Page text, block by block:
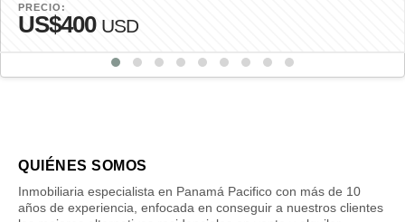
PRECIO:
US$400 USD
QUIÉNES SOMOS
Inmobiliaria especialista en Panamá Pacifico con más de 10
años de experiencia, enfocada en conseguir a nuestros clientes